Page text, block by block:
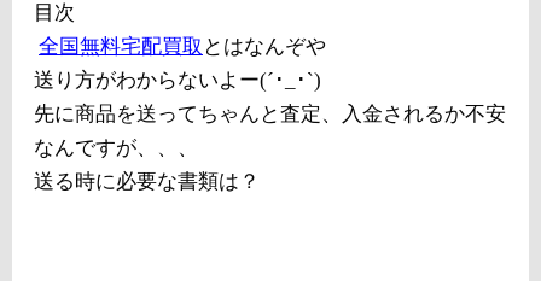
目次
全国無料宅配買取 とはなんぞや
送り方がわからないよー(´･_･`)
先に商品を送ってちゃんと査定、入金されるか不安
なんですが、、、
送る時に必要な書類は？